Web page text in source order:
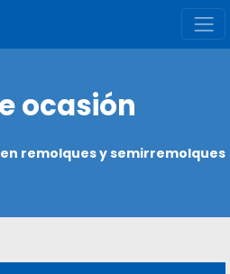
ocasión
remolques y semirremolques